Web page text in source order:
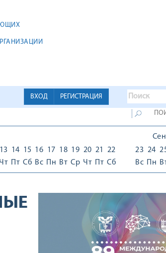
ВХОД РЕГИСТРАЦИЯ
13
Чт
14
Пт
15
Сб
16
Вс
17
Пн
18
Вт
19
Ср
20
Чт
21
Пт
22
Сб
23
Вс
24
Пн